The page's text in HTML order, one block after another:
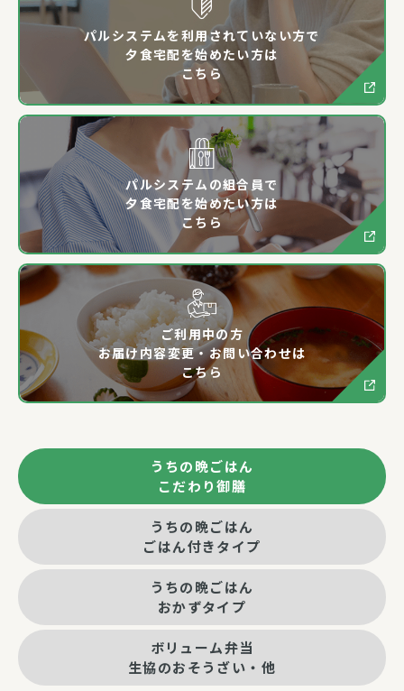
パルシステムを利用されていない方で
夕食宅配を始めたい方は
こちら
パルシステムの組合員で
夕食宅配を始めたい方は
こちら
ご利用中の方
お届け内容変更・お問い合わせは
こちら
うちの晩ごはん
こだわり御膳
うちの晩ごはん
ごはん付きタイプ
うちの晩ごはん
おかずタイプ
ボリューム弁当
生協のおそうざい・他